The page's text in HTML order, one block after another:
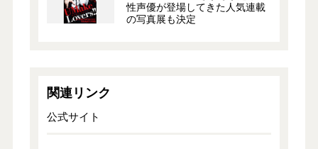
性声優が登場してきた人気連載
の写真展も決定
関連リンク
公式サイト